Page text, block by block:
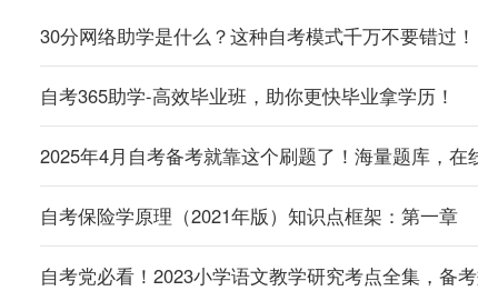
30分网络助学是什么？这种自考模式千万不要错过！
自考365助学-高效毕业班，助你更快毕业拿学历！
2025年4月自考备考就靠这个刷题了！海量题库，在线
自考保险学原理（2021年版）知识点框架：第一章
自考党必看！2023小学语文教学研究考点全集，备考